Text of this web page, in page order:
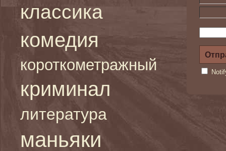
классика
комедия
короткометражный
криминал
литература
маньяки